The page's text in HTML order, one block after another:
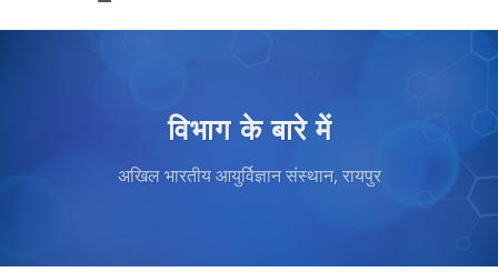
विभाग के बारे में
अखिल भारतीय आयुर्विज्ञान संस्थान, रायपुर